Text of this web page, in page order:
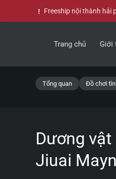
Freeship nội thành hải
Trang chủ Giới
Tổng quan Đồ chơi
Dương
Jiuai